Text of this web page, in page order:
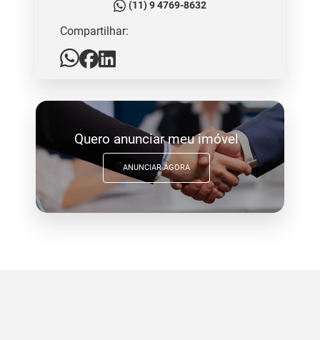
(11) 9 4769-8632
Compartilhar:
Quero anunciar meu imóvel
ANUNCIAR AGORA